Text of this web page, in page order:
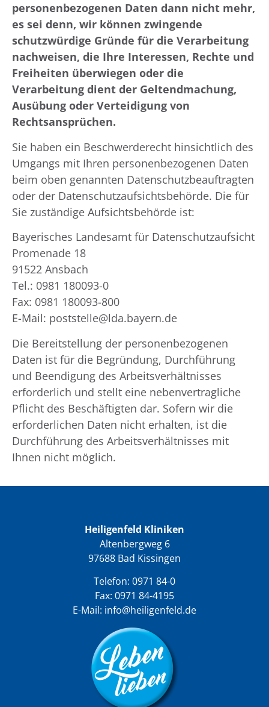
personenbezogenen Daten dann nicht mehr,
es sei denn, wir können zwingende
schutzwürdige Gründe für die Verarbeitung
nachweisen, die Ihre Interessen, Rechte und
Freiheiten überwiegen oder die
Verarbeitung dient der Geltendmachung,
Ausübung oder Verteidigung von
Rechtsansprüchen.
Sie haben ein Beschwerderecht hinsichtlich des
Umgangs mit Ihren personenbezogenen Daten
beim oben genannten Datenschutzbeauftragten
oder der Datenschutzaufsichtsbehörde. Die für
Sie zuständige Aufsichtsbehörde ist:
Bayerisches Landesamt für Datenschutzaufsicht
Promenade 18
91522 Ansbach
Tel.: 0981 180093-0
Fax: 0981 180093-800
E-Mail: poststelle@lda.bayern.de
Die Bereitstellung der personenbezogenen
Daten ist für die Begründung, Durchführung
und Beendigung des Arbeitsverhältnisses
erforderlich und stellt eine nebenvertragliche
Pflicht des Beschäftigten dar. Sofern wir die
erforderlichen Daten nicht erhalten, ist die
Durchführung des Arbeitsverhältnisses mit
Ihnen nicht möglich.
Heiligenfeld Kliniken
Altenbergweg 6
97688 Bad Kissingen
Telefon: 0971 84-0
Fax: 0971 84-4195
E-Mail: info@heiligenfeld.de